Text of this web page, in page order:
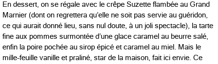
En dessert, on se régale avec le crêpe Suzette flambée au Grand
Marnier (dont on regrettera qu’elle ne soit pas servie au guéridon,
ce qui aurait donné lieu, sans nul doute, à un joli spectacle), la tarte
fine aux pommes surmontée d’une glace caramel au beurre salé,
enfin la poire pochée au sirop épicé et caramel au miel. Mais le
mille-feuille vanille et praliné, star de la maison, fait ici envie. Ce